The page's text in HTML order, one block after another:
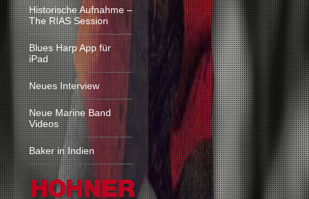
Historische Aufnahme –
The RIAS Session
Blues Harp App für
iPad
Neues Interview
Neue Marine Band
Videos
Baker in Indien